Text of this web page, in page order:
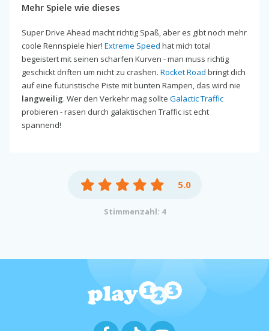
Mehr Spiele wie dieses
Super Drive Ahead macht richtig Spaß, aber es gibt noch mehr
coole Rennspiele hier! Extreme Speed hat mich total
begeistert mit seinen scharfen Kurven - man muss richtig
geschickt driften um nicht zu crashen. Rocket Road bringt dich
auf eine futuristische Piste mit bunten Rampen, das wird nie
langweilig. Wer den Verkehr mag sollte Galactic Traffic
probieren - rasen durch galaktischen Traffic ist echt
spannend!
5.0
Stimmenzahl: 4